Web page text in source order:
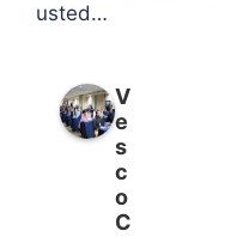
usted…
V
e
s
c
o
C